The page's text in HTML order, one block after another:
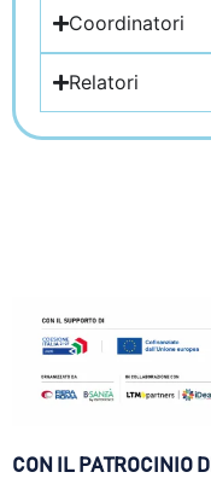
Coordinatori
Relatori
CON IL PATROCINIO DI